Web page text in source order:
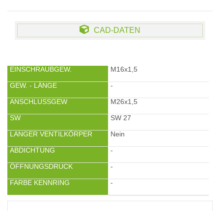
CAD-DATEN
EINSCHRAUBGEW.
GEW. - LÄNGE
ANSCHLUSSGEW
SW
LANGER VENTILKÖRPER
ABDICHTUNG
ÖFFNUNGSDRUCK
FARBE KENNRING
M16x1,5
-
M26x1,5
SW 27
Nein
-
-
-